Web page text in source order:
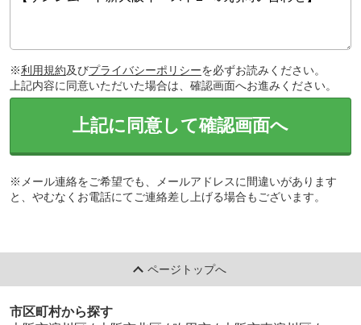
※利用規約及びプライバシーポリシーを必ずお読みください。
上記内容に同意いただいた場合は、確認画面へお進みください。
上記に同意して確認画面へ
※メール連絡をご希望でも、メールアドレスに間違いがあります
と、やむなくお電話にてご連絡差し上げる場合もございます。
ページトップへ
市区町村から探す